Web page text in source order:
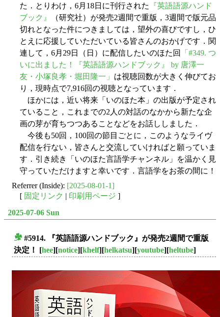
た．とりわけ，6月18日に刊行された
『英語語源ハンド
ブック』
（研究社）が発売2週間で重版，3週間で版元品
切れとなった件につきましては，望外の喜びですし，ひ
とえに応援していただいている皆さんのおかげです．関
連して，6月29日（日）に配信したいのほた回
「#349. つ
いに出ました！『英語語源ハンドブック』 by 唐澤一
友・小塚良孝・堀田隆一」 は視聴回数が大きく伸びてお
り，現時点で7,916回の視聴となっています．
ほかには，近い将来「いのほた本」の出版が予定され
ていること，これまでの2人の対話のなかから新たな企
画の芽が育ちつつあることなどをお話ししました．
今後も50回，100回の節目ごとに，このようなライヴ
配信を行ない，皆さんと交流していければと願っていま
す．引き続き「いのほた言語学チャンネル」を温かく見
守っていただけますと幸いです．言語学をお茶の間に！
Referrer (Inside): [2025-08-01-1]
[ 固定リンク | 印刷用ページ ]
2025-07-06 Sun
#5914. 『英語語源ハンドブック』が発売2週間で重版
決定！
[hee][notice][khelf][helkatsu][youtube][heltube]